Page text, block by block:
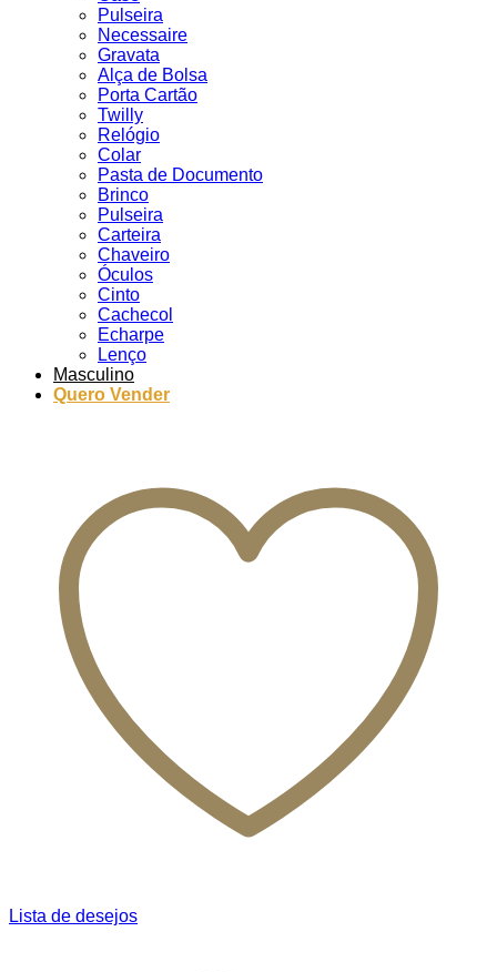
Pulseira
Necessaire
Gravata
Alça de Bolsa
Porta Cartão
Twilly
Relógio
Colar
Pasta de Documento
Brinco
Pulseira
Carteira
Chaveiro
Óculos
Cinto
Cachecol
Echarpe
Lenço
Masculino
Quero Vender
Lista de desejos